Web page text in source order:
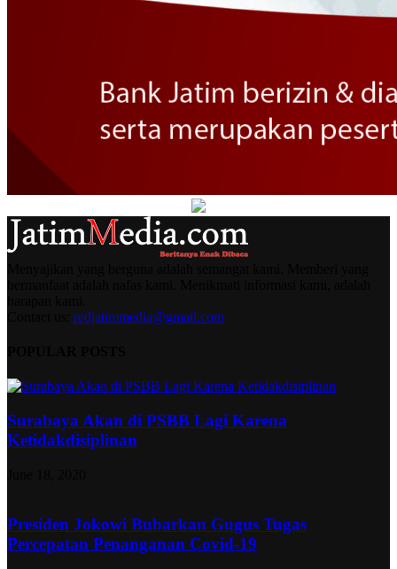
redjatimmedia@gmail.com
Surabaya Akan di PSBB Lagi Karena
Ketidakdisiplinan
Presiden Jokowi Bubarkan Gugus Tugas
Percepatan Penanganan Covid-19